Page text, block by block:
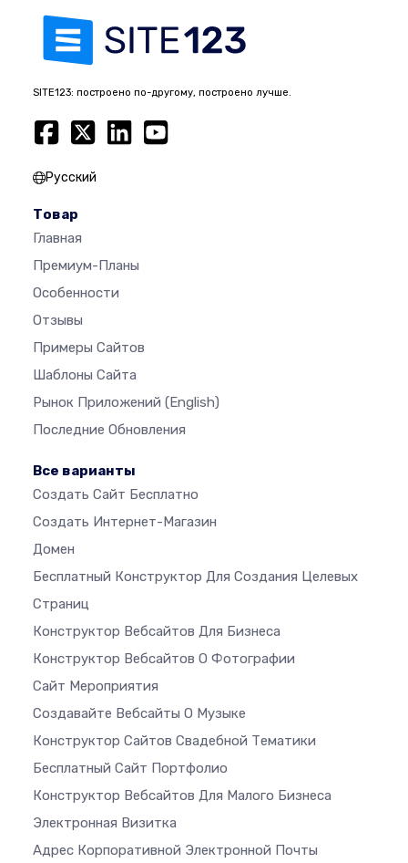
SITE123: построено по-другому, построено лучше.
Русский
Товар
Главная
Премиум-Планы
Особенности
Отзывы
Примеры Сайтов
Шаблоны Сайта
Рынок Приложений (English)
Последние Обновления
Все варианты
Создать Сайт Бесплатно
Создать Интернет-Магазин
Домен
Бесплатный Конструктор Для Создания Целевых
Страниц
Конструктор Вебсайтов Для Бизнеса
Конструктор Вебсайтов О Фотографии
Сайт Мероприятия
Создавайте Вебсайты О Музыке
Конструктор Сайтов Свадебной Тематики
Бесплатный Сайт Портфолио
Конструктор Вебсайтов Для Малого Бизнеса
Электронная Визитка
Адрес Корпоративной Электронной Почты